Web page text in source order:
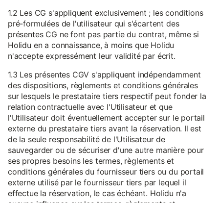
1.2 Les CG s'appliquent exclusivement ; les conditions
pré-formulées de l'utilisateur qui s'écartent des
présentes CG ne font pas partie du contrat, même si
Holidu en a connaissance, à moins que Holidu
n'accepte expressément leur validité par écrit.
1.3 Les présentes CGV s'appliquent indépendamment
des dispositions, règlements et conditions générales
sur lesquels le prestataire tiers respectif peut fonder la
relation contractuelle avec l'Utilisateur et que
l'Utilisateur doit éventuellement accepter sur le portail
externe du prestataire tiers avant la réservation. Il est
de la seule responsabilité de l'Utilisateur de
sauvegarder ou de sécuriser d'une autre manière pour
ses propres besoins les termes, règlements et
conditions générales du fournisseur tiers ou du portail
externe utilisé par le fournisseur tiers par lequel il
effectue la réservation, le cas échéant. Holidu n'a